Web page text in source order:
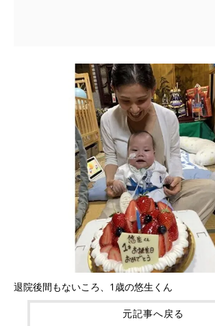
退院後間もないころ、1歳の悠生くん
元記事へ戻る